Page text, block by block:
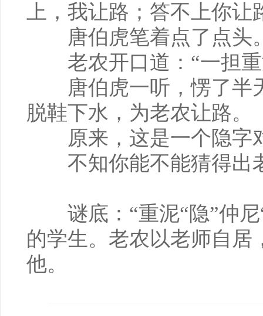
上，我让路；答不上你让
唐伯虎笔着点了点头
老农开口道：“一担重
唐伯虎一听，愣了半
脱鞋下水，为老农让路。
原来，这是一个隐字
不知你能不能猜得出
谜底：“重泥“隐”仲尼
的学生。老农以老师自居
他。